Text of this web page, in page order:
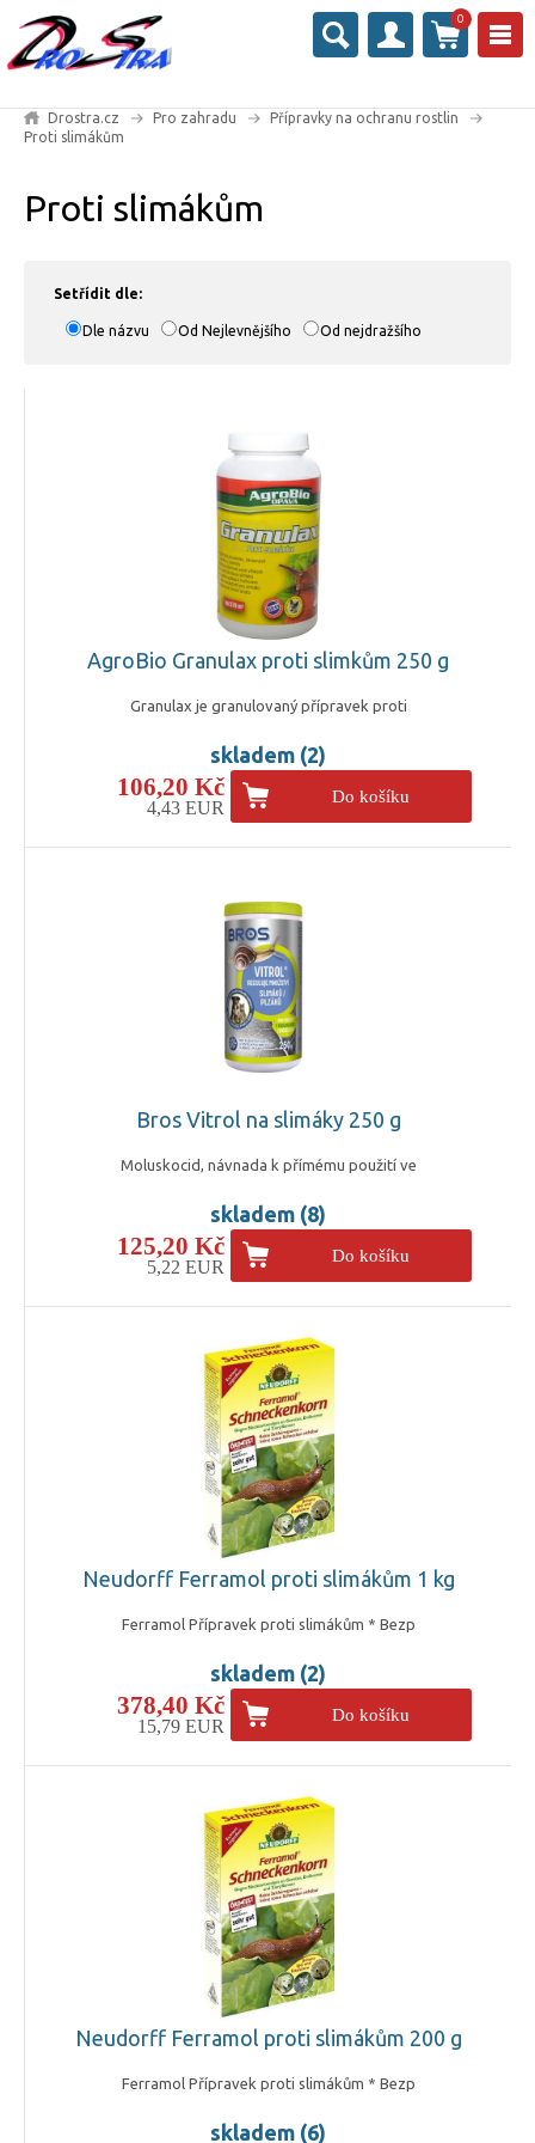
0
Drostra.cz Pro zahradu
Přípravky na ochranu rostlin
Proti slimákům
Proti slimákům
Setřídit dle:
Dle názvu Od Nejlevnějšího Od nejdražšího
AgroBio Granulax proti slimkům 250 g
Granulax je granulovaný přípravek proti
skladem (2)
106,20 Kč
4,43 EUR
Do košíku
Bros Vitrol na slimáky 250 g
Moluskocid, návnada k přímému použití ve
skladem (8)
125,20 Kč
5,22 EUR
Do košíku
Neudorff Ferramol proti slimákům 1 kg
Ferramol Přípravek proti slimákům * Bezp
skladem (2)
378,40 Kč
15,79 EUR
Do košíku
Neudorff Ferramol proti slimákům 200 g
Ferramol Přípravek proti slimákům * Bezp
skladem (6)